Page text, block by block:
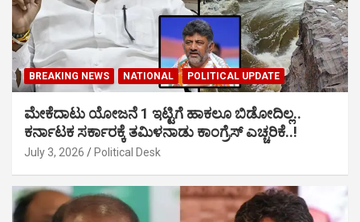
BREAKING NEWS NATIONAL POLITICAL UPDATE
ಮೇಕೆದಾಟು ಯೋಜನೆ 1 ಇಟ್ಟಿಗೆ ಹಾಕಲೂ ಬಿಡೋದಿಲ್ಲ..
ಕರ್ನಾಟಕ ಸರ್ಕಾರಕ್ಕೆ ತಮಿಳನಾಡು ಕಾಂಗ್ರೆಸ್ ಎಚ್ಚರಿಕೆ..!
July 3, 2026 Political Desk